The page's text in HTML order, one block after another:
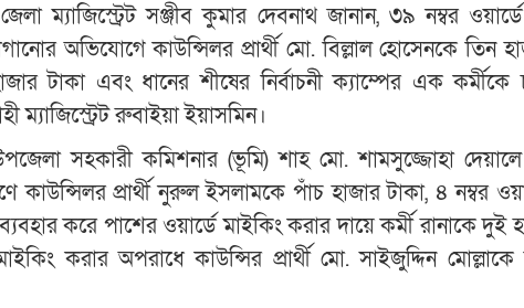
ম্যাজিস্ট্রেট সঞ্জীব কুমার দেবনাথ জানান, ৩৯ নম্বর
অভিযোগে কাউন্সিলর প্রার্থী মো. বিল্লাল হোসেনকে তিন
টাকা এবং ধানের শীষের নির্বাচনী ক্যাম্পের এক কর্মীকে
ম্যাজিস্ট্রেট রুবাইয়া ইয়াসমিন।
সহকারী কমিশনার (ভূমি) শাহ মো. শামসুজ্জোহা
কাউন্সিলর প্রার্থী নুরুল ইসলামকে পাঁচ হাজার টাকা, ৪ নম্বর
করে পাশের ওয়ার্ডে মাইকিং করার দায়ে কর্মী রানাকে দুই
করার অপরাধে কাউন্সির প্রার্থী মো. সাইজুদ্দিন